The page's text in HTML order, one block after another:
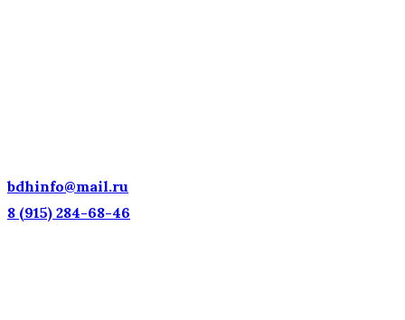
bdhinfo@mail.ru
8 (915) 284-68-46